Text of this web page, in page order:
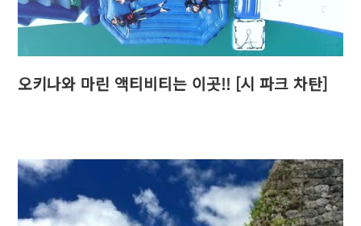
오키나와 마린 액티비티는 이곳!! [시 파크 차탄]